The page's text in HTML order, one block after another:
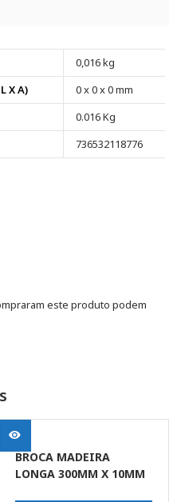
0,016 kg
X A)
0 x 0 x 0 mm
0.016 Kg
736532118776
este produto podem
BROCA MADEIRA
LONGA 300MM X 10MM